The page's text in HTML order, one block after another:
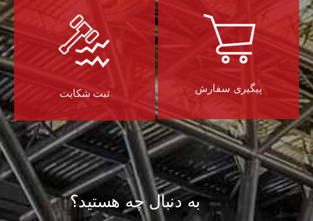
پیگیری سفارش ثبت شکایت
به دنبال چه هستید؟